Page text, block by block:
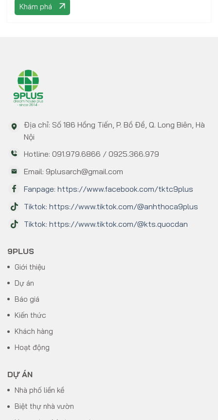
Khám phá
Địa chỉ: Số 186 Hồng Tiến, P. Bồ Đề, Q. Long Biên, Hà
Nội
Hotline: 091.979.6866 / 0925.366.979
Email: 9plusarch@gmail.com
Fanpage: https://www.facebook.com/tktc9plus
Tiktok: https://www.tiktok.com/@anhthoca9plus
Tiktok: https://www.tiktok.com/@kts.quocdan
9PLUS
Giới thiệu
Dự án
Báo giá
Kiến thức
Khách hàng
Hoạt động
DỰ ÁN
Nhà phố liền kề
Biệt thự nhà vườn